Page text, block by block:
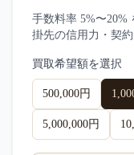
手数料率 5%〜20%
掛先の信用力・契
買取希望額を選択
500,000円
5,000,000円